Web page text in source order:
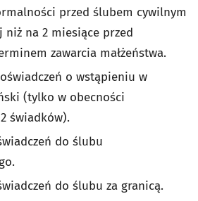
przed ślubem cywilnym
niż na 2 miesiące przed
zawarcia małżeństwa.
o wstąpieniu w
(tylko w obecności
świadków).
do ślubu
do ślubu za granicą.